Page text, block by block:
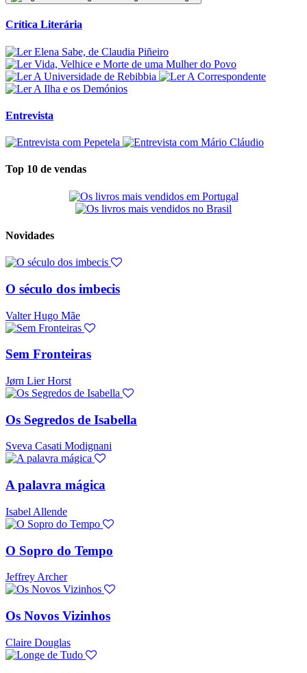
Crítica Literária
Entrevista
Top 10 de vendas
Novidades
O século dos imbecis
Valter Hugo Mãe
Sem Fronteiras
Jørn Lier Horst
Os Segredos de Isabella
Sveva Casati Modignani
A palavra mágica
Isabel Allende
O Sopro do Tempo
Jeffrey Archer
Os Novos Vizinhos
Claire Douglas